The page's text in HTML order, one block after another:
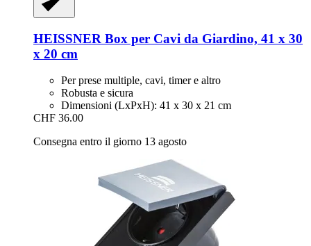
HEISSNER Box per Cavi da Giardino, 41 x 30
x 20 cm
Per prese multiple, cavi, timer e altro
Robusta e sicura
Dimensioni (LxPxH): 41 x 30 x 21 cm
CHF 36.00
Consegna entro il giorno 13 agosto